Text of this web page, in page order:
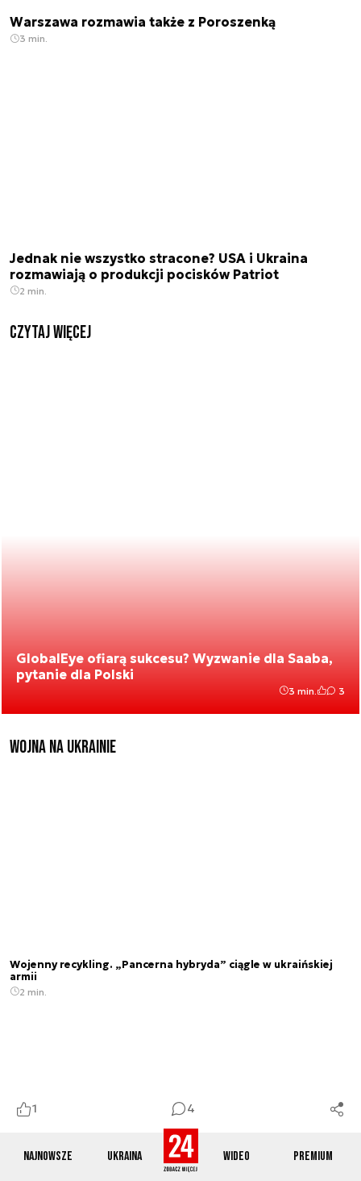
Najnowsze Ukraina Wideo Premium
1 4
Warszawa rozmawia także z Poroszenką
3 min.
Jednak nie wszystko stracone? USA i Ukraina
rozmawiają o produkcji pocisków Patriot
2 min.
czytaj więcej
GlobalEye ofiarą sukcesu? Wyzwanie dla Saaba,
pytanie dla Polski
3 min. 3
Wojna na Ukrainie
Wojenny recykling. „Pancerna hybryda” ciągle w ukraińskiej
armii
2 min.